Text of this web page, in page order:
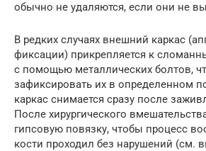
обычно не удаляются, если они не
В редких случаях внешний каркас
фиксации) прикрепляется к
с помощью металлических болтов,
зафиксировать их в определенном
каркас снимается сразу после
После хирургического
гипсовую повязку, чтобы процесс
кости проходил без нарушений (см.